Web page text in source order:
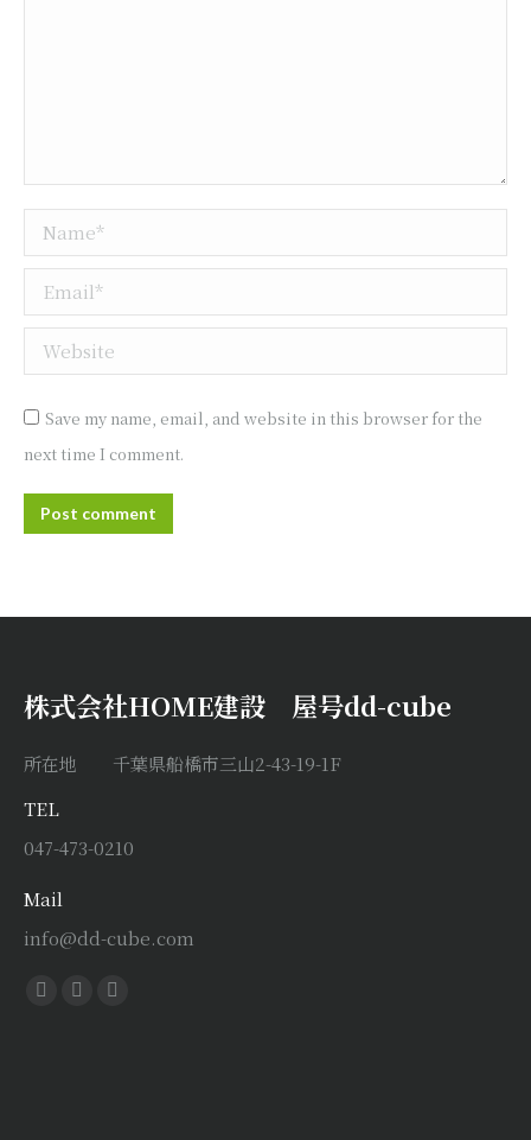
Name *
Email *
Website
Save my name, email, and website in this browser for the
next time I comment.
Post comment
株式会社HOME建設 屋号dd-cube
所在地 千葉県船橋市三山2-43-19-1F
TEL
047-473-0210
Mail
info@dd-cube.com
Find us on:
Facebook
X
Instagram